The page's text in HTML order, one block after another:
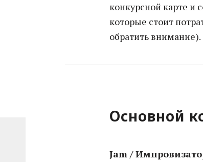
конкурсной карте и
которые стоит
обратить внимание).
Основной
Jam /